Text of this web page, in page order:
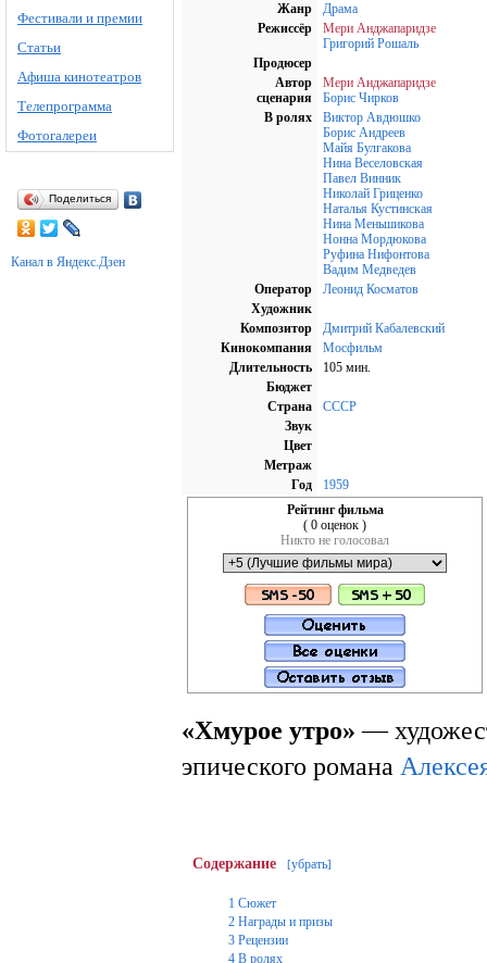
Фестивали и премии
Статьи
Афиша кинотеатров
Телепрограмма
Фотогалереи
Поделиться
Канал в Яндекс.Дзен
Жанр
Драма
Режиссёр
Мери Анджапаридзе
Григорий Рошаль
Продюсер
Автор
сценария
Мери Анджапаридзе
Борис Чирков
В ролях
Виктор Авдюшко
Борис Андреев
Майя Булгакова
Нина Веселовская
Павел Винник
Николай Гриценко
Наталья Кустинская
Нина Меньшикова
Нонна Мордюкова
Руфина Нифонтова
Вадим Медведев
Оператор
Леонид Косматов
Художник
Композитор
Дмитрий Кабалевский
Кинокомпания
Мосфильм
Длительность
105 мин.
Бюджет
Страна
СССР
Звук
Цвет
Метраж
Год
1959
Рейтинг фильма
( 0 оценок )
Никто не голосовал
«Хмурое утро» —
эпического романа
Содержание [убрать]
1 Сюжет
2 Награды и призы
3 Рецензии
4 В ролях